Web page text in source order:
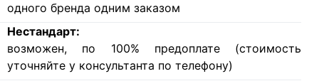
одного бренда одним заказом
Нестандарт:
возможен, по 100% предоплате (стоимость
уточняйте у консультанта по телефону)